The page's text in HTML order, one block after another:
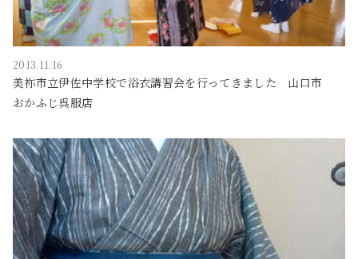
2013.11.16
美祢市立伊佐中学校で浴衣講習会を行ってきました 山口市
おかふじ呉服店